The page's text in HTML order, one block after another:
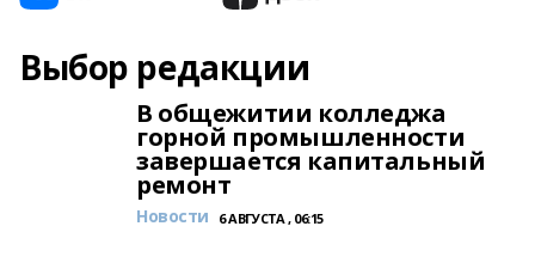
Выбор редакции
В общежитии колледжа
горной промышленности
завершается капитальный
ремонт
Новости 6 АВГУСТА , 06:15